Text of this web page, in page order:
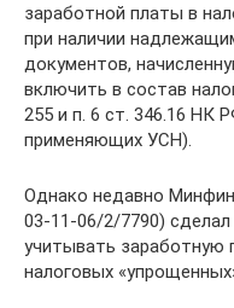
заработной платы в
при наличии
документов,
включить в состав
255 и п. 6 ст. 346.16 НК
применяющих УСН).
Однако недавно
03-11-06/2/7790)
учитывать заработную
налоговых